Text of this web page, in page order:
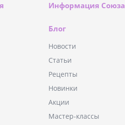
Информация Союза
Блог
Новости
Статьи
Рецепты
Новинки
Акции
Мастер-классы